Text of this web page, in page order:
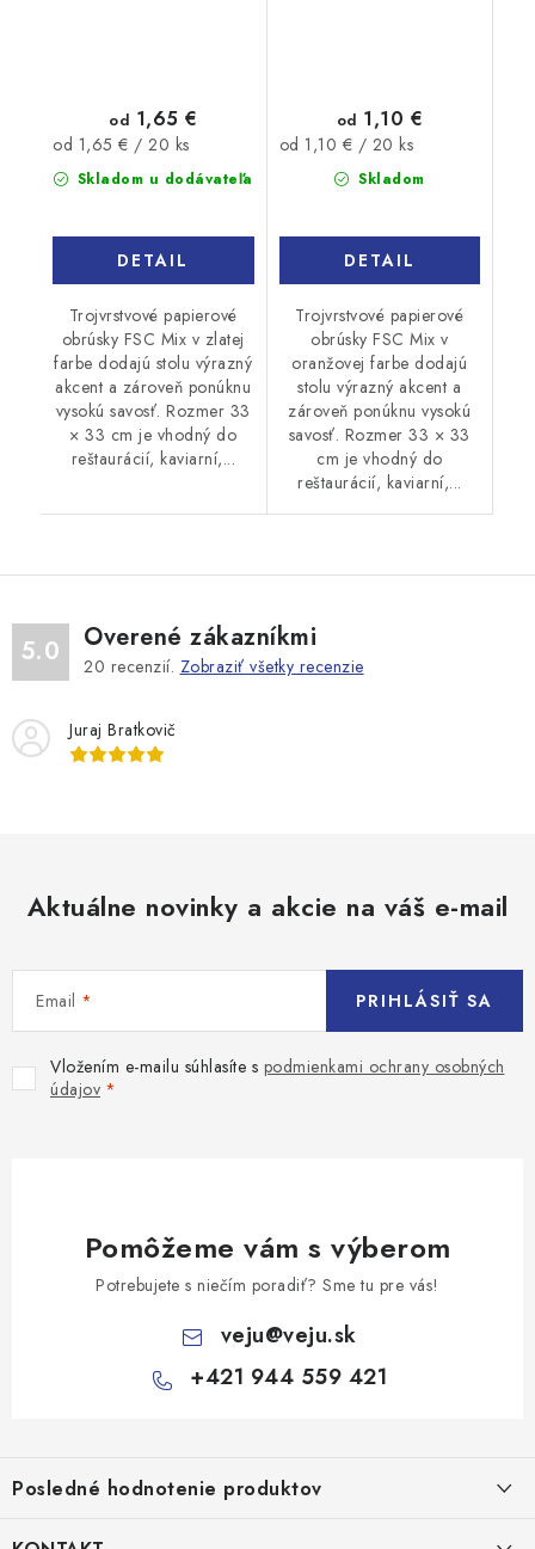
Skladom u dodávateľa
od 1,65 €
Jednotková
cena:
od 1,65 € / 20 ks
DETAIL
Trojvrstvové papierové
obrúsky FSC Mix v zlatej
farbe dodajú stolu výrazný
akcent a zároveň ponúknu
vysokú savosť. Rozmer 33
× 33 cm je vhodný do
reštaurácií, kaviarní,...
Skladom
od 1,10 €
Jednotková
od 1,10 € / 20 ks
DETAIL
Trojvrstvové papierové
obrúsky FSC Mix v
oranžovej farbe dodajú
stolu výrazný akcent a
zároveň ponúknu vysokú
savosť. Rozmer 33 × 33
cm je vhodný do
reštaurácií, kaviarní,...
5.0 Overené zákazníkmi
20 recenzií. Zobraziť všetky recenzie
Juraj Bratkovič
Aktuálne novinky a akcie na váš e-mail
Email
Vložením e-mailu súhlasíte s podmienkami ochrany osobných
údajov
PRIHLÁSIŤ SA
Pomôžeme vám s výberom
Potrebujete s niečím poradiť? Sme tu pre vás!
veju@veju.sk
+421 944 559 421
p
ä
Posledné hodnotenie produktov